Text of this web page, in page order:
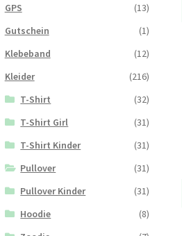
GPS
(13)
Gutschein
(1)
Klebeband
(12)
Kleider
(216)
T-Shirt
(32)
T-Shirt Girl
(31)
T-Shirt Kinder
(31)
Pullover
(31)
Pullover Kinder
(31)
Hoodie
(8)